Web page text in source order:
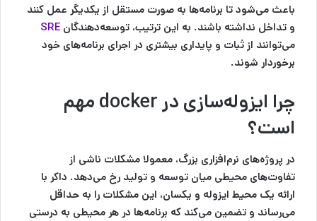
باعث می‌شود تا برنامه‌ها به صورت مستقل از یکدیگر عمل کنند
و تداخل نداشته باشند. به این ترتیب، توسعه‌دهندگان SRE
می‌توانند از ثبات و پایداری بیشتری در اجرای برنامه‌های خود
برخوردار شوند.
چرا ایزوله‌سازی در docker مهم
است؟
در پروژه‌های نرم‌افزاری بزرگ، معمولا مشکلات ناشی از
تفاوت‌های محیطی میان توسعه و تولید رخ می‌دهد. داکر با
ارائه یک محیط ایزوله و یکسان، این مشکلات را به حداقل
می‌رساند و تضمین می‌کند که برنامه‌ها در هر محیطی به درستی